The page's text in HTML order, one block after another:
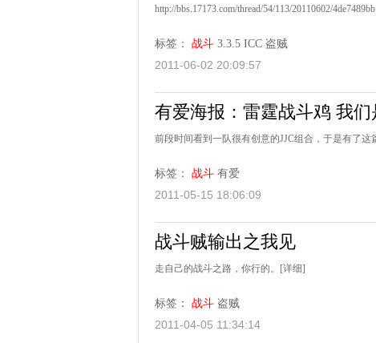
http://bbs.17173.com/thread/54/113/20110602/
标签： 战斗 3.3.5 ICC 盗贼
2011-06-02 20:09:57
有爱海报：雷霆战斗鸡 我们
前段时间看到一队很有创意的JJC组合，于是有了
标签： 战斗 有爱
2011-05-15 18:06:09
战斗贼输出之我见
走自己的战斗之路，你行的。 [详细]
标签： 战斗 盗贼
2011-04-05 11:34:14